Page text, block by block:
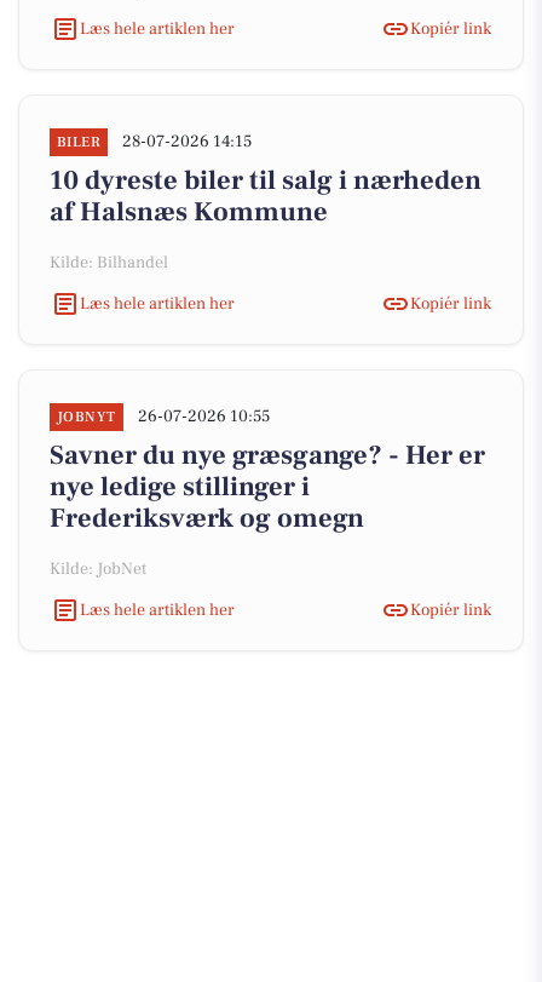
Læs hele artiklen her
Kopiér link
BILER 28-07-2026 14:15
10 dyreste biler til salg i nærheden
af Halsnæs Kommune
Kilde: Bilhandel
Læs hele artiklen her
Kopiér link
JOBNYT 26-07-2026 10:55
Savner du nye græsgange? - Her er
nye ledige stillinger i
Frederiksværk og omegn
Kilde: JobNet
Læs hele artiklen her
Kopiér link